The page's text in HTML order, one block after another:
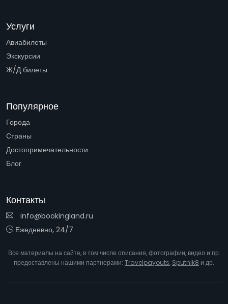
Услуги
Авиабилеты
Экскурсии
Ж/Д билеты
Популярное
Города
Страны
Достопримечательности
Блог
Контакты
info@bookingland.ru
Ежедневно, 24/7
Все материалы на сайте, в том числе описания, фотографии, видео и пр.
предоставлены нашими партнерами: Travelpayouts, Sputnik8 и др.